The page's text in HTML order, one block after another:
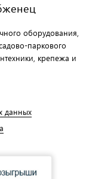
оборудования,
паркового
крепежа и
данных